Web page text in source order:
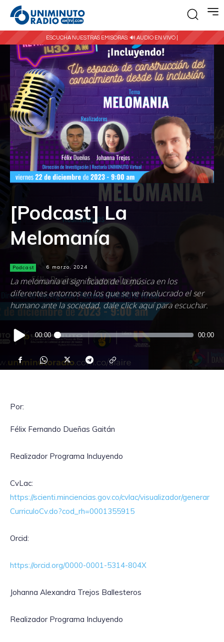
ESCUCHA NUESTRAS EMISORAS: 🔊 AUDIO EN VIVO |
[Podcast] La
Melomanía
Podcast 6 marzo, 2024
La melomanía el significado de la música en los
diferentes entornos en los que se ve involucrado el ser
humano ante la sociedad. dale click aquí para escuchar.
Reproductor
de
00:00 00:00
Por:
Félix Fernando Dueñas Gaitán
Realizador Programa Incluyendo
CvLac:
https://scienti.minciencias.gov.co/cvlac/visualizador/generar
CurriculoCv.do?cod_rh=0001355915
Orcid:
https://orcid.org/0000-0001-5314-804X
Johanna Alexandra Trejos Ballesteros
Realizador Programa Incluyendo